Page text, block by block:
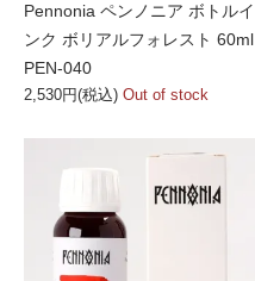
Pennonia ペンノニア ボトルイ
ンク ボリアルフォレスト 60ml
PEN-040
2,530円(税込) Out of stock